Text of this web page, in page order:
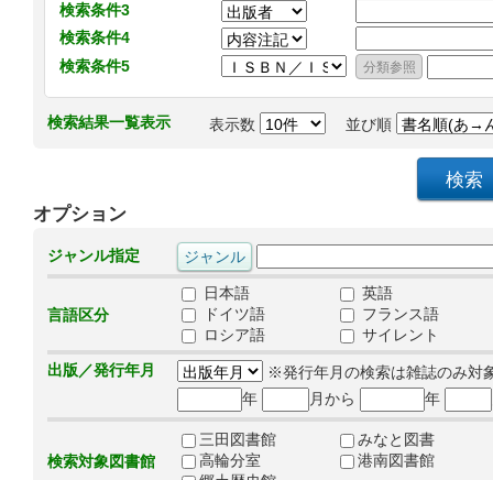
検索条件3
検索条件4
検索条件5
検索結果一覧表示 表示数 並び順
オプション
ジャンル指定
言語区分
日本語
英語
ドイツ語
フランス語
ロシア語
サイレント
出版／発行年月
※発行年月の検索は雑誌のみ対
年
月から 年
検索対象図書館
三田図書館
みなと図書
高輪分室
港南図書館